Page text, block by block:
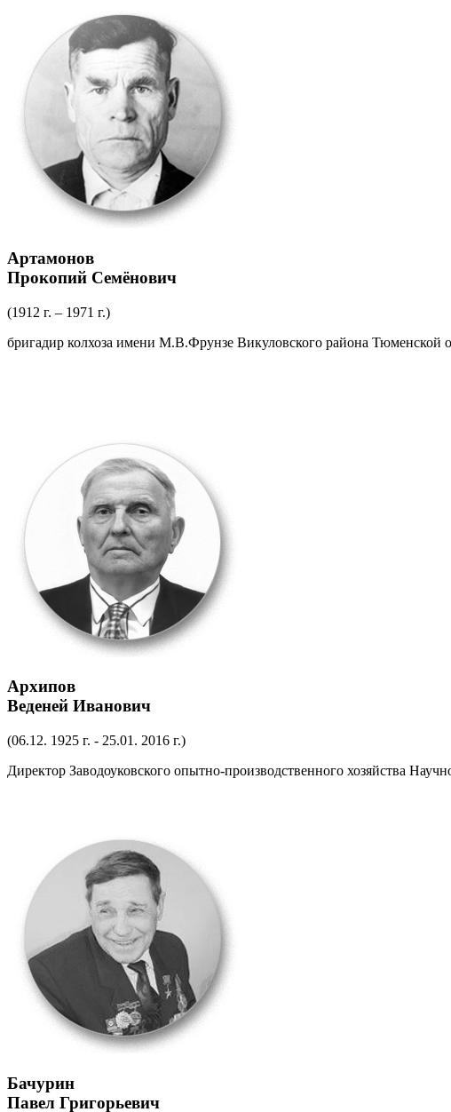
Артамонов
Прокопий Семёнович
(1912 г. – 1971 г.)
бригадир колхоза имени М.В.Фрунзе Викуловского района Тюменской
Архипов
Веденей Иванович
(06.12. 1925 г. - 25.01. 2016 г.)
Директор Заводоуковского опытно-производственного хозяйства
Бачурин
Павел Григорьевич